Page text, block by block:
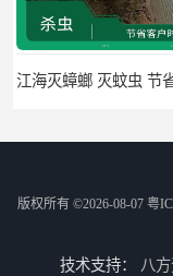
版权所有 ©2026-08-07 粤
技术支持： 八